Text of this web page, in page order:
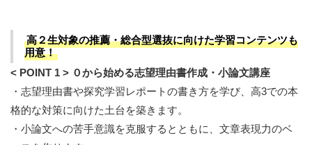
高２生対象の推薦・総合型選抜に向けた学習コンテンツも
用意！
< POINT 1 > ０から始める志望理由書作成・小論文講座
・志望理由書や探究学習レポートの書き方を学び、高3での本
格的な対策に向けた土台を築きます。
・小論文への苦手意識を克服するとともに、文章表現力のベ